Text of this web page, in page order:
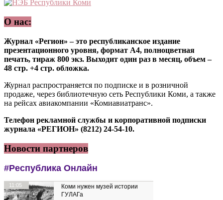
О нас:
Журнал «Регион» – это республиканское издание
презентационного уровня, формат А4, полноцветная
печать, тираж 800 экз. Выходит один раз в месяц, объем –
48 стр. +4 стр. обложка.
Журнал распространяется по подписке и в розничной
продаже, через библиотечную сеть Республики Коми, а также
на рейсах авиакомпании «Комиавиатранс».
Телефон рекламной службы и корпоративной подписки
журнала «РЕГИОН» (8212) 24-54-10.
Новости партнеров